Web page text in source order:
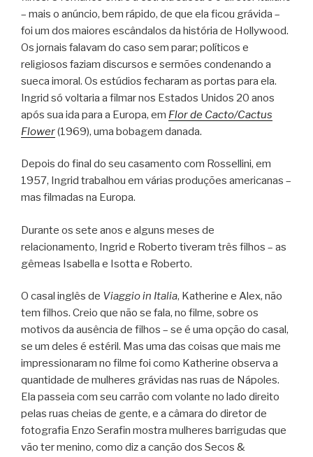
– mais o anúncio, bem rápido, de que ela ficou grávida –
foi um dos maiores escândalos da história de Hollywood.
Os jornais falavam do caso sem parar; políticos e
religiosos faziam discursos e sermões condenando a
sueca imoral. Os estúdios fecharam as portas para ela.
Ingrid só voltaria a filmar nos Estados Unidos 20 anos
após sua ida para a Europa, em Flor de Cacto/Cactus
Flower(1969), uma bobagem danada.
Depois do final do seu casamento com Rossellini, em
1957, Ingrid trabalhou em várias produções americanas –
mas filmadas na Europa.
Durante os sete anos e alguns meses de
relacionamento, Ingrid e Roberto tiveram três filhos – as
gêmeas Isabella e Isotta e Roberto.
O casal inglês de Viaggio in Italia, Katherine e Alex, não
tem filhos. Creio que não se fala, no filme, sobre os
motivos da ausência de filhos – se é uma opção do casal,
se um deles é estéril. Mas uma das coisas que mais me
impressionaram no filme foi como Katherine observa a
quantidade de mulheres grávidas nas ruas de Nápoles.
Ela passeia com seu carrão com volante no lado direito
pelas ruas cheias de gente, e a câmara do diretor de
fotografia Enzo Serafin mostra mulheres barrigudas que
vão ter menino, como diz a canção dos Secos &